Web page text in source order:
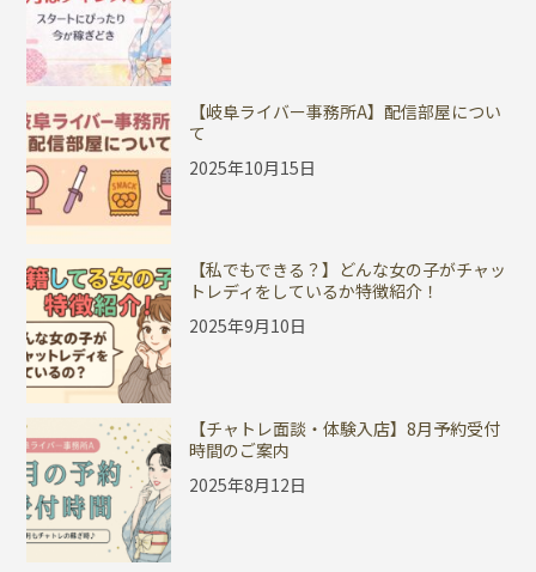
【岐阜ライバー事務所A】配信部屋につい
て
2025年10月15日
【私でもできる？】どんな女の子がチャッ
トレディをしているか特徴紹介！
2025年9月10日
【チャトレ面談・体験入店】8月予約受付
時間のご案内
2025年8月12日